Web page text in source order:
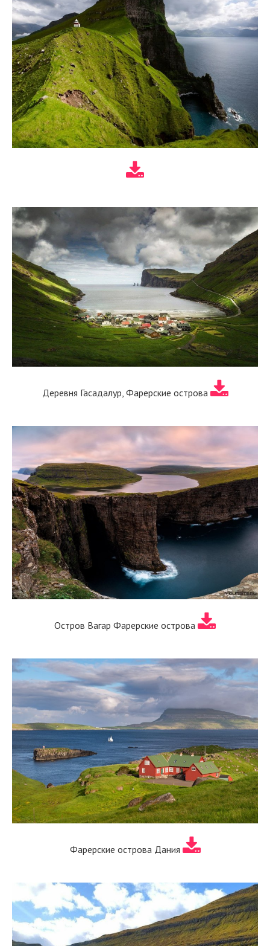
Деревня Гасадалур, Фарерские острова
Остров Вагар Фарерские острова
Фарерские острова Дания